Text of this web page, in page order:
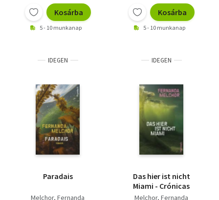
Kosárba
5 - 10 munkanap
Kosárba
5 - 10 munkanap
IDEGEN
Paradais
Melchor, Fernanda
IDEGEN
Das hier ist nicht
Miami - Crónicas
Melchor, Fernanda